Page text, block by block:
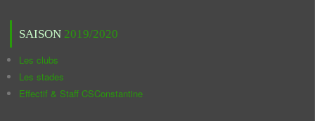
SAISON 2019/2020
Les clubs
Les stades
Effectif & Staff CSConstantine